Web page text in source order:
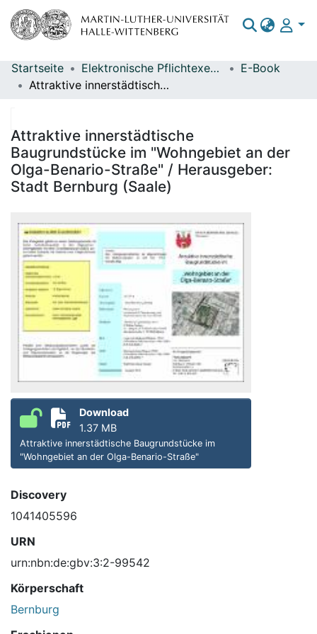
Bereiche & Sammlungen
Statistiken
Startseite Elektronische Pflichtexemplare
E-Book
Attraktive innerstädtische Baugrundstücke im "Wohngebiet an der Olga-Benario-Straße" / Herausgeber: Stadt Bernburg (Saale)
Attraktive innerstädtische
Baugrundstücke im "Wohngebiet an der
Olga-Benario-Straße" / Herausgeber:
Stadt Bernburg (Saale)
Download
1.37 MB
Attraktive innerstädtische Baugrundstücke im
"Wohngebiet an der Olga-Benario-Straße"
Discovery
1041405596
URN
urn:nbn:de:gbv:3:2-99542
Körperschaft
Bernburg